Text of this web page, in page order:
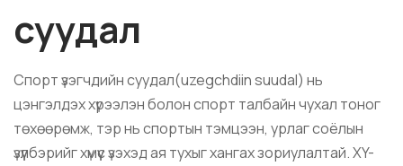
суудал
Спорт үзэгчдийн суудал(uzegchdiin suudal) нь
цэнгэлдэх хүрээлэн болон спорт талбайн чухал тоног
төхөөрөмж, тэр нь спортын тэмцээн, урлаг соёлын
үзүүлбэрийг хүмүүс үзэхэд ая тухыг хангах зориулалтай. XY-